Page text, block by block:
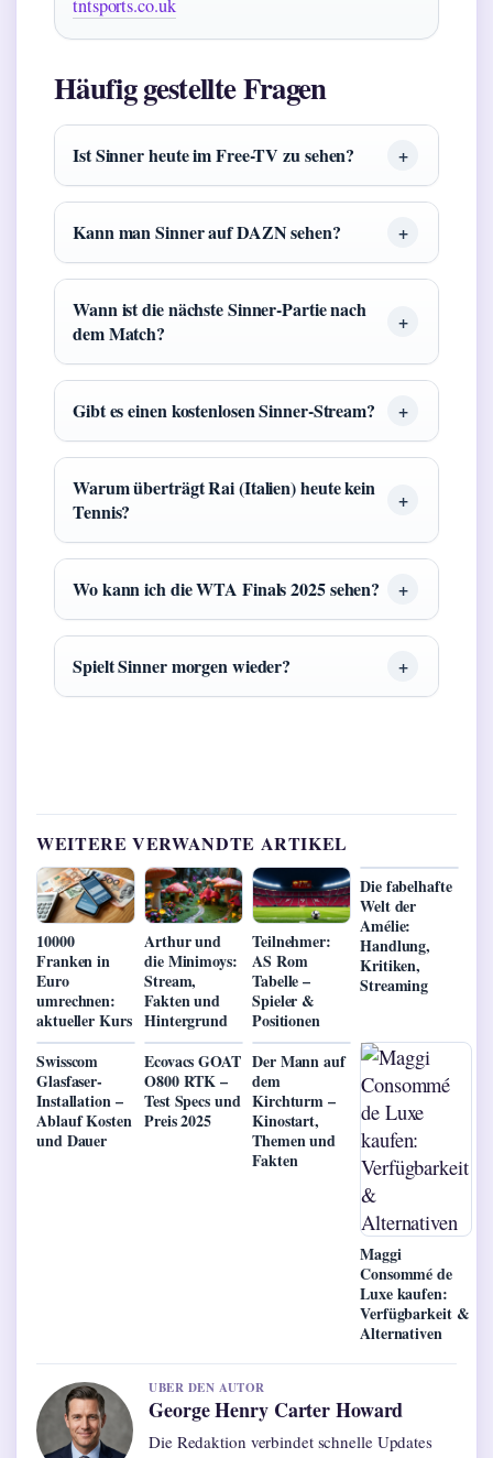
tntsports.co.uk
Häufig gestellte Fragen
Ist Sinner heute im Free-TV zu sehen?
Kann man Sinner auf DAZN sehen?
Wann ist die nächste Sinner-Partie nach
dem Match?
Gibt es einen kostenlosen Sinner-Stream?
Warum überträgt Rai (Italien) heute kein
Tennis?
Wo kann ich die WTA Finals 2025 sehen?
Spielt Sinner morgen wieder?
WEITERE VERWANDTE ARTIKEL
10000
Franken in
Euro
umrechnen:
aktueller Kurs
Arthur und
die Minimoys:
Stream,
Fakten und
Hintergrund
Teilnehmer:
AS Rom
Tabelle –
Spieler &
Positionen
Die fabelhafte
Welt der
Amélie:
Handlung,
Kritiken,
Streaming
Swisscom
Glasfaser-
Installation –
Ablauf Kosten
und Dauer
Ecovacs GOAT
O800 RTK –
Test Specs und
Preis 2025
Der Mann auf
dem
Kirchturm –
Kinostart,
Themen und
Fakten
Maggi
Consommé de
Luxe kaufen:
Verfügbarkeit &
Alternativen
UBER DEN AUTOR
George Henry Carter Howard
Die Redaktion verbindet schnelle Updates